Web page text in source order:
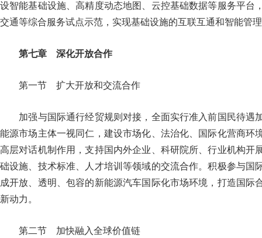
设智能基础设施、高精度动态地图、云控基础数据等服务平台
交通等综合服务试点示范，实现基础设施的互联互通和智
第七章 深化开放合作
第一节 扩大开放和交流合作
加强与国际通行经贸规则对接，全面实行准入前国民待遇
能源市场主体一视同仁，建设市场化、法治化、国际化营商环
高层对话机制作用，支持国内外企业、科研院所、行业机构开
础设施、技术标准、人才培训等领域的交流合作。积极参与国
成开放、透明、包容的新能源汽车国际化市场环境，打造国际
新动力。
第二节 加快融入全球价值链